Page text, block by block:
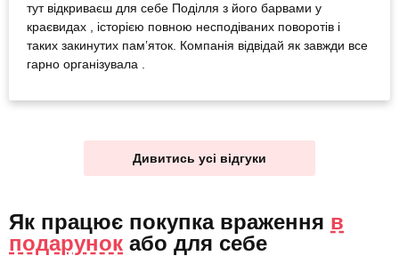
тут відкриваєш для себе Поділля з його барвами у
краєвидах , історією повною несподіваних поворотів і
таких закинутих памʼяток. Компанія відвідай як завжди все
гарно організувала .
Дивитись усі відгуки
Як працює покупка враження в
подарунок або для себе